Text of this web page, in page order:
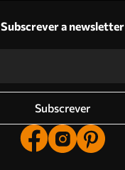
Subscrever a newsletter
Subscrever